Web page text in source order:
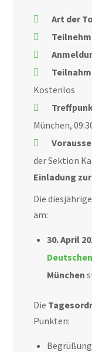
Art der
Kostenlos
München,
der Sektion
Einladung
Die
am:
30. April
München
Die
Punkten: